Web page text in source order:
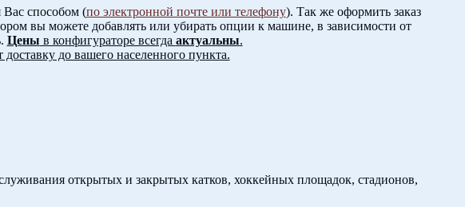
способом (по электронной почте или телефону). Так же оформить заказ
вы можете добавлять или убирать опции к машине, в зависимости от
Цены в конфигураторе всегда актуальны.
до вашего населенного пункта.
открытых и закрытых катков, хоккейных площадок, стадионов,